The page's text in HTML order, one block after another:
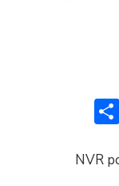
Share
NVR